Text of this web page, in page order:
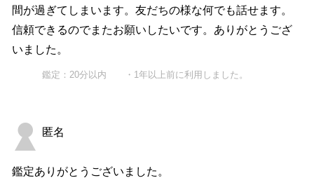
間が過ぎてしまいます。友だちの様な何でも話せます。
信頼できるのでまたお願いしたいです。ありがとうござ
いました。
鑑定：20分以内 ・1年以上前に利用しました。
匿名
鑑定ありがとうございました。